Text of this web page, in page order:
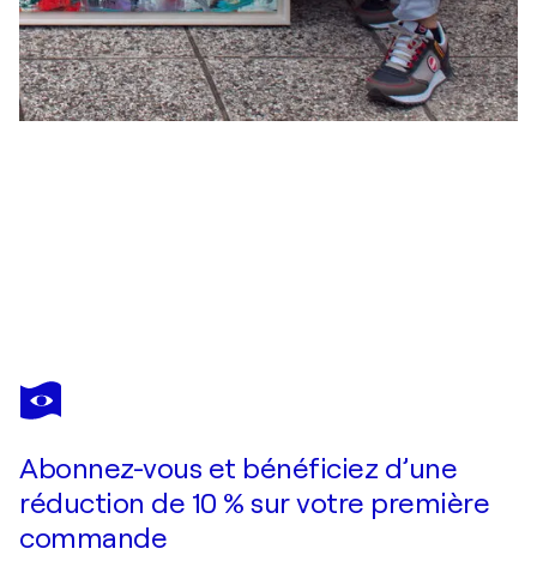
ANTONINO
PULIAFICO
Je passe commande
Abonnez-vous et bénéficiez d’une
réduction de 10 % sur votre première
commande